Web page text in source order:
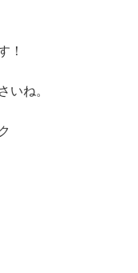
！
いね。